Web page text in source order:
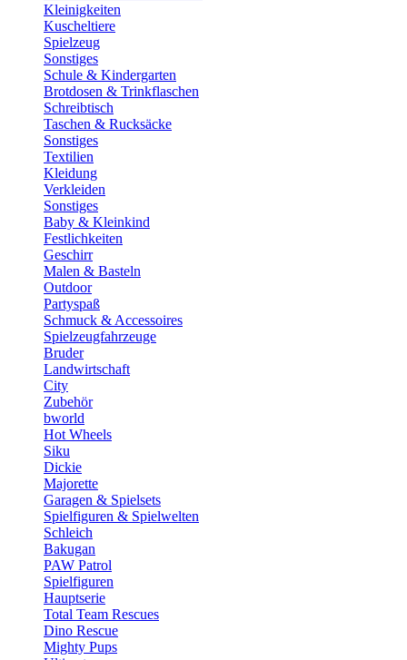
Kleinigkeiten
Kuscheltiere
Spielzeug
Sonstiges
Schule & Kindergarten
Brotdosen & Trinkflaschen
Schreibtisch
Taschen & Rucksäcke
Sonstiges
Textilien
Kleidung
Verkleiden
Sonstiges
Baby & Kleinkind
Festlichkeiten
Geschirr
Malen & Basteln
Outdoor
Partyspaß
Schmuck & Accessoires
Spielzeugfahrzeuge
Bruder
Landwirtschaft
City
Zubehör
bworld
Hot Wheels
Siku
Dickie
Majorette
Garagen & Spielsets
Spielfiguren & Spielwelten
Schleich
Bakugan
PAW Patrol
Spielfiguren
Hauptserie
Total Team Rescues
Dino Rescue
Mighty Pups